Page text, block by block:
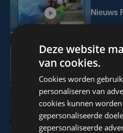
Nieuws
Nieuws
Nieuws
Deze website
van cookies.
Cookies worden
personaliseren van
cookies kunnen
gepersonaliseerde
gepersonaliseerde